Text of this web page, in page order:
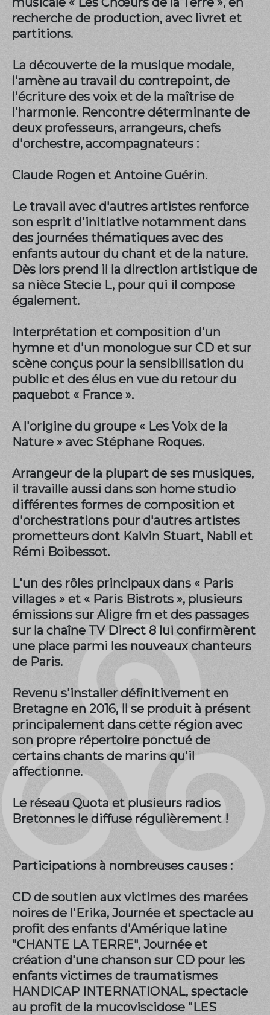
recherche de production, avec livret et
partitions.
La découverte de la musique modale,
l'amène au travail du contrepoint, de
l'écriture des voix et de la maîtrise de
l'harmonie. Rencontre déterminante de
deux professeurs, arrangeurs, chefs
d'orchestre, accompagnateurs :
Claude Rogen et Antoine Guérin.
Le travail avec d'autres artistes renforce
son esprit d'initiative notamment dans
des journées thématiques avec des
enfants autour du chant et de la nature.
Dès lors prend il la direction artistique de
sa nièce Stecie L, pour qui il compose
également.
Interprétation et composition d'un
hymne et d'un monologue sur CD et sur
scène conçus pour la sensibilisation du
public et des élus en vue du retour du
paquebot « France ».
A l'origine du groupe « Les Voix de la
Nature » avec Stéphane Roques.
Arrangeur de la plupart de ses musiques,
il travaille aussi dans son home studio
différentes formes de composition et
d'orchestrations pour d'autres artistes
prometteurs dont Kalvin Stuart, Nabil et
Rémi Boibessot.
L'un des rôles principaux dans « Paris
villages » et « Paris Bistrots », plusieurs
émissions sur Aligre fm et des passages
sur la chaîne TV Direct 8 lui confirmèrent
une place parmi les nouveaux chanteurs
de Paris.
Revenu s'installer définitivement en
Bretagne en 2016, Il se produit à présent
principalement dans cette région avec
son propre répertoire ponctué de
certains chants de marins qu'il
affectionne.
Le réseau Quota et plusieurs radios
Bretonnes le diffuse régulièrement !
Participations à nombreuses causes :
CD de soutien aux victimes des marées
noires de l'Erika, Journée et spectacle au
profit des enfants d'Amérique latine
"CHANTE LA TERRE", Journée et
création d'une chanson sur CD pour les
enfants victimes de traumatismes
HANDICAP INTERNATIONAL, spectacle
au profit de la mucoviscidose "LES